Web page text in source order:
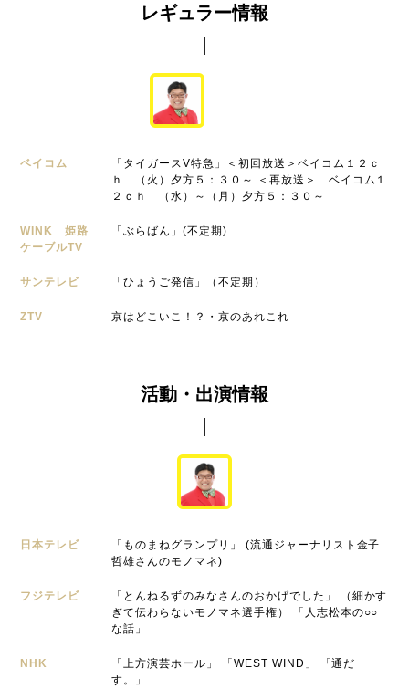
レギュラー情報
ベイコム
「タイガースV特急」＜初回放送＞ベイコム１２ｃ
ｈ （火）夕方５：３０～ ＜再放送＞ ベイコム１
２ｃｈ （水）～（月）夕方５：３０～
WINK 姫路
ケーブルTV
「ぶらばん」(不定期)
サンテレビ 「ひょうご発信」（不定期）
ZTV 京はどこいこ！？・京のあれこれ
活動・出演情報
日本テレビ
「ものまねグランプリ」 (流通ジャーナリスト金子
哲雄さんのモノマネ)
フジテレビ
「とんねるずのみなさんのおかげでした」 （細かす
ぎて伝わらないモノマネ選手権） 「人志松本の○○
な話」
NHK
「上方演芸ホール」 「WEST WIND」 「通だ
す。」